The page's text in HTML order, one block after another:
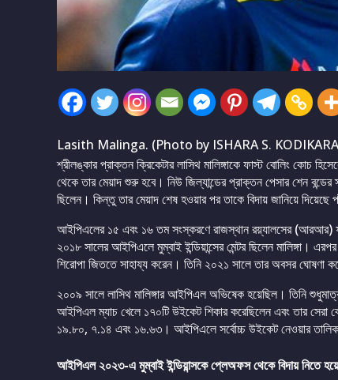
Lasith Malinga. (Photo by ISHARA S.
শ্রীলঙ্কার প্রাক্তন ক্রিকেটার লাসিথ মালিঙ্গাকে ফাস্ট বোলিং কোচ
থেকে তার মেয়াদ শুরু হবে। নিউ জিল্যান্ডের প্রাক্তন পেসার শেন
ছিলেন। কিন্তু তার মেয়াদ শেষ হওয়ার পর তাকে বিদায় জানিয়ে দিয়েছে
আইপিএলের ১৫ এবং ১৬ তম সংস্করণে রাজস্থান রয়্যালসের (আরআর)
২০১৮ সালের আইপিএলে মুম্বাই ইন্ডিয়ান্সের মেন্টর ছিলেন মালিঙ্গা।
শিরোপা জিততে সাহায্য করেন। তিনি ২০২১ সালে তার অবসর ঘোষণা
২০০৯ সালে লাসিথ মালিঙ্গার আইপিএল অভিষেক হয়েছিল। তিনি
আইপিএল ম্যাচ খেলে ১৭০টি উইকেট শিকার করেছিলেন এবং তার
১৯.৮০, ৭.১৪ এবং ১৬.৬৩। আইপিএলে সর্বোচ্চ উইকেট নেওয়ার
আইপিএল ২০২৩-এ মুম্বাই ইন্ডিয়ান্সকে প্লেঅফস থেকে বিদায় নিতে